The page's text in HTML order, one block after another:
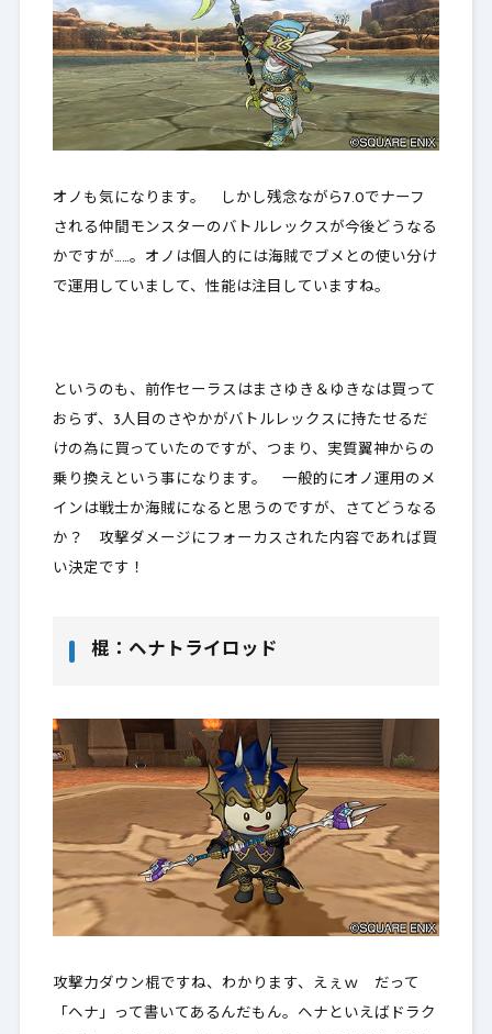
オノも気になります。 しかし残念ながら7.0でナーフ
される仲間モンスターのバトルレックスが今後どうなる
かですが……。オノは個人的には海賊でブメとの使い分け
で運用していまして、性能は注目していますね。
というのも、前作セーラスはまさゆき＆ゆきなは買って
おらず、3人目のさやかがバトルレックスに持たせるだ
けの為に買っていたのですが、つまり、実質翼神からの
乗り換えという事になります。 一般的にオノ運用のメ
インは戦士か海賊になると思うのですが、さてどうなる
か？ 攻撃ダメージにフォーカスされた内容であれば買
い決定です！
棍：ヘナトライロッド
攻撃力ダウン棍ですね、わかります、えぇｗ だって
「ヘナ」って書いてあるんだもん。ヘナといえばドラク